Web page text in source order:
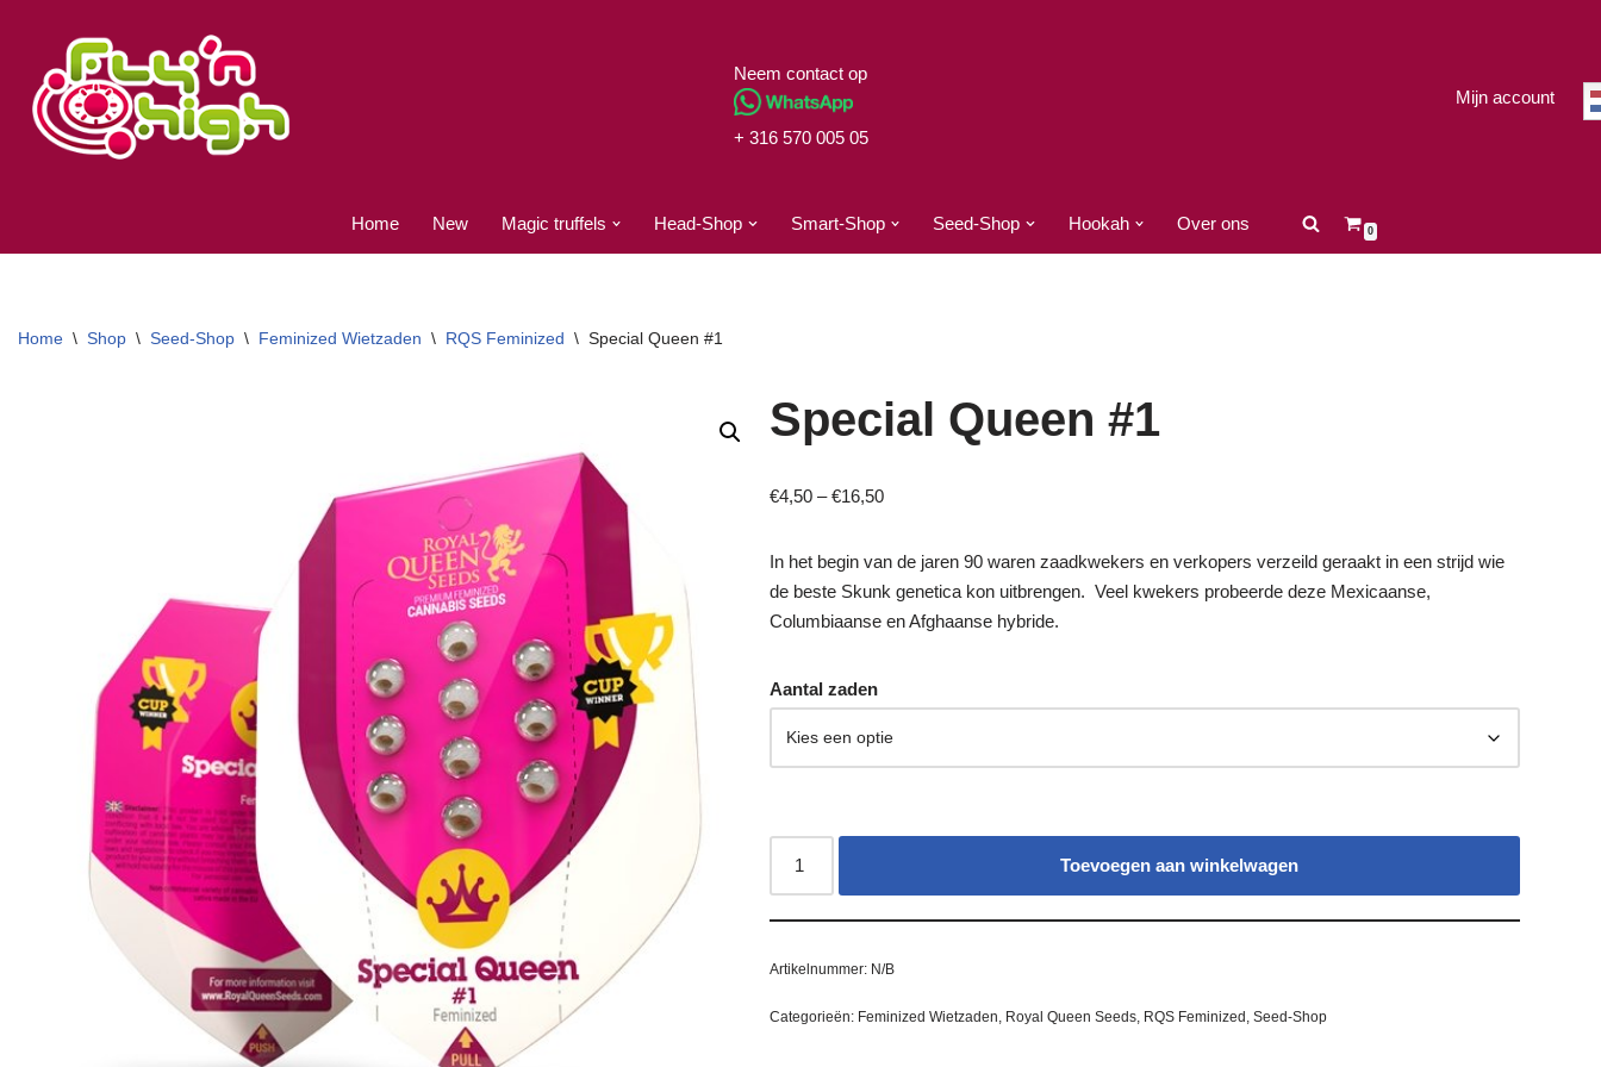
naar
de
inhoud
Neem contact op
+ 316 570 005 05
Mijn account
Home New Magic truffels Head-Shop Smart-Shop Seed-Shop Hookah Over ons 0
Home \ Shop \ Seed-Shop \ Feminized Wietzaden \ RQS Feminized \ Special Queen #1
Special Queen #1
€4,50–€16,50
In het begin van de jaren 90 waren zaadkwekers en verkopers verzeild geraakt in een strijd wie
de beste Skunk genetica kon uitbrengen. Veel kwekers probeerde deze Mexicaanse,
Columbiaanse en Afghaanse hybride.
Aantal zaden
Toevoegen aan winkelwagen
Artikelnummer: N/B
Categorieën: Feminized Wietzaden Royal Queen Seeds, RQS Feminized Seed-Shop